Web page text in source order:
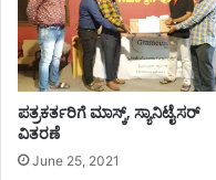
ಪತ್ರಕರ್ತರಿಗೆ ಮಾಸ್ಕ್, ಸ್ಯಾನಿಟೈಸರ್
ವಿತರಣೆ
June 25, 2021